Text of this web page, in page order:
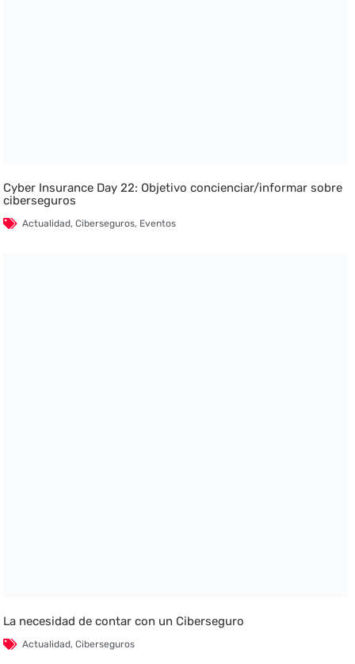
Cyber Insurance Day 22: Objetivo concienciar/informar sobre
ciberseguros
Actualidad,Ciberseguros, Eventos
La necesidad de contar con un Ciberseguro
Actualidad,Ciberseguros